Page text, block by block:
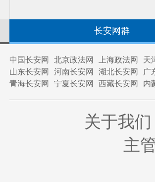
长安网群
中国长安网 北京政法网 上海政法网 天
山东长安网
河南长安网 湖北长安网 广
青海长安网
宁夏长安网 西藏长安网 内
关于我们
主